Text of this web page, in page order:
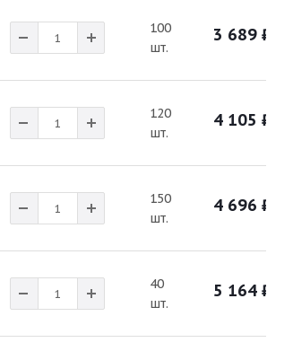
100
шт.
3 689 ₽
120
шт.
4 105 ₽
150
шт.
4 696 ₽
40
шт.
5 164 ₽